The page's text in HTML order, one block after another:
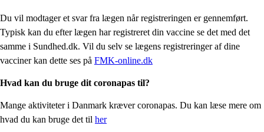
Du vil modtager et svar fra lægen når registreringen er gennemført.
Typisk kan du efter lægen har registreret din vaccine se det med det
samme i Sundhed.dk. Vil du selv se lægens registreringer af dine
vacciner kan dette ses på FMK-online.dk
Hvad kan du bruge dit coronapas til?
Mange aktiviteter i Danmark kræver coronapas. Du kan læse mere om
hvad du kan bruge det til her